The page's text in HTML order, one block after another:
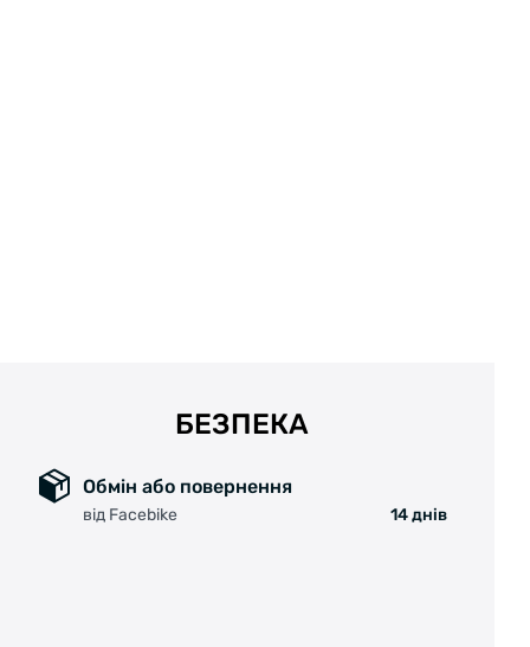
В комплекте идет салфетка из микрофибры,
которая позволяет очистить линзы от грязи и
твёрдый футляр для хранения. Оправа
БЕЗПЕКА
Обмін або повернення
від Facebike 14 днів